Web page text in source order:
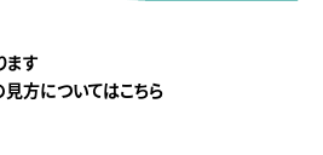
ます
方についてはこちら